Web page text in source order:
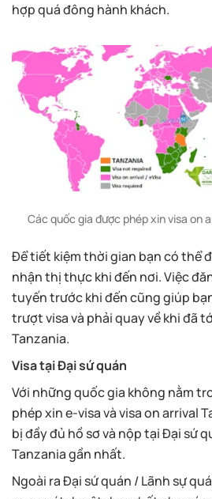
hợp quá đông hành khách.
Các quốc gia được phép xin visa on
Để tiết kiệm thời gian bạn có thể
nhận thị thực khi đến nơi. Việc
tuyến trước khi đến cũng giúp
trượt visa và phải quay về khi đã
Tanzania.
Visa tại Đại sứ quán
Với những quốc gia không nằm
phép xin e-visa và visa on arrival
bị đầy đủ hồ sơ và nộp tại Đại sứ
Tanzania gần nhất.
Ngoài ra Đại sứ quán / Lãnh sự